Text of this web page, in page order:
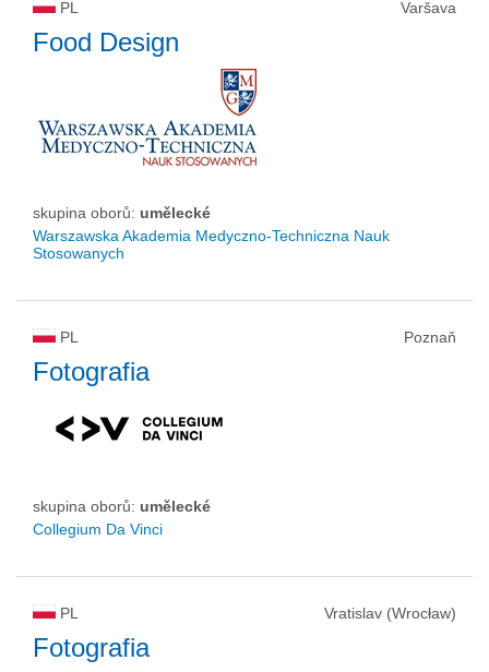
PL Varšava
Food Design
skupina oborů: umělecké
Warszawska Akademia Medyczno-Techniczna Nauk
Stosowanych
PL Poznaň
Fotografia
skupina oborů: umělecké
Collegium Da Vinci
PL Vratislav (Wrocław)
Fotografia